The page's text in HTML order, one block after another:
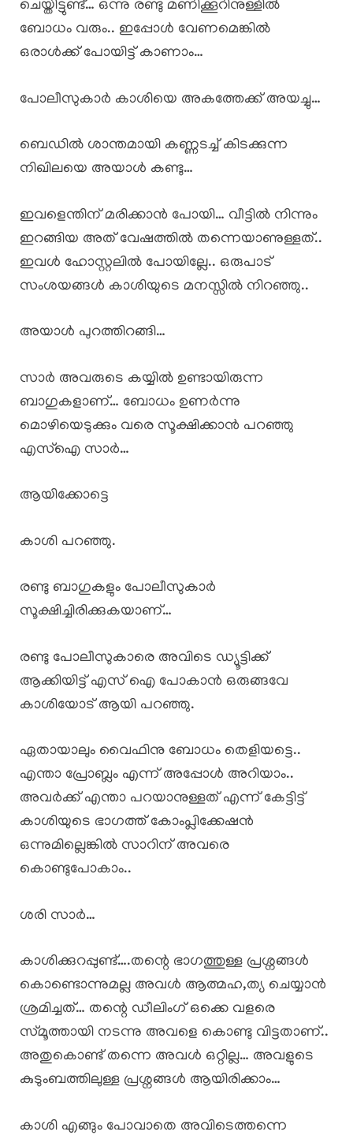
ചെയ്തിട്ടുണ്ട്… ഒന്നു രണ്ടു മണിക്കൂറിനുള്ളിൽ
ബോധം വരും.. ഇപ്പോൾ വേണമെങ്കിൽ
ഒരാൾക്ക് പോയിട്ട് കാണാം…
പോലീസുകാർ കാശിയെ അകത്തേക്ക് അയച്ചു…
ബെഡിൽ ശാന്തമായി കണ്ണടച്ച് കിടക്കുന്ന
നിഖിലയെ അയാൾ കണ്ടു…
ഇവളെന്തിന് മരിക്കാൻ പോയി… വീട്ടിൽ നിന്നും
ഇറങ്ങിയ അത് വേഷത്തിൽ തന്നെയാണുള്ളത്..
ഇവൾ ഹോസ്റ്റലിൽ പോയില്ലേ.. ഒരുപാട്
സംശയങ്ങൾ കാശിയുടെ മനസ്സിൽ നിറഞ്ഞു..
അയാൾ പുറത്തിറങ്ങി…
സാർ അവരുടെ കയ്യിൽ ഉണ്ടായിരുന്ന
ബാഗുകളാണ്… ബോധം ഉണർന്നു
മൊഴിയെടുക്കും വരെ സൂക്ഷിക്കാൻ പറഞ്ഞു
എസ്ഐ സാർ…
ആയിക്കോട്ടെ
കാശി പറഞ്ഞു.
രണ്ടു ബാഗുകളും പോലീസുകാർ
സൂക്ഷിച്ചിരിക്കുകയാണ്…
രണ്ടു പോലീസുകാരെ അവിടെ ഡ്യൂട്ടിക്ക്
ആക്കിയിട്ട് എസ് ഐ പോകാൻ ഒരുങ്ങവേ
കാശിയോട് ആയി പറഞ്ഞു.
ഏതായാലും വൈഫിനു ബോധം തെളിയട്ടെ..
എന്താ പ്രോബ്ലം എന്ന് അപ്പോൾ അറിയാം..
അവർക്ക് എന്താ പറയാനുള്ളത് എന്ന് കേട്ടിട്ട്
കാശിയുടെ ഭാഗത്ത് കോംപ്ലിക്കേഷൻ
ഒന്നുമില്ലെങ്കിൽ സാറിന് അവരെ
കൊണ്ടുപോകാം..
ശരി സാർ…
കാശിക്കുറപ്പുണ്ട്….തന്റെ ഭാഗത്തുള്ള പ്രശ്നങ്ങൾ
കൊണ്ടൊന്നുമല്ല അവൾ ആത്മഹ,ത്യ ചെയ്യാൻ
ശ്രമിച്ചത്… തന്റെ ഡീലിംഗ് ഒക്കെ വളരെ
സ്മൂത്തായി നടന്നു അവളെ കൊണ്ടു വിട്ടതാണ്..
അതുകൊണ്ട് തന്നെ അവൾ ഒറ്റില്ല… അവളുടെ
കുടുംബത്തിലുള്ള പ്രശ്നങ്ങൾ ആയിരിക്കാം…
കാശി എങ്ങും പോവാതെ അവിടെത്തന്നെ